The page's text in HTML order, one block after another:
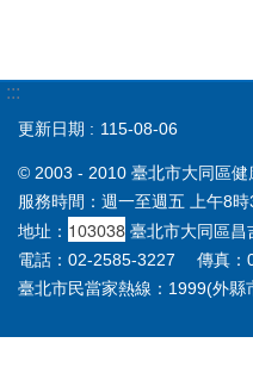
:::
更新日期 115-08-06
© 2003 - 2010 臺北市大同區
服務時間：週一至週五 上午8
地址： 103038 臺北市大同區昌
電話：02-2585-3227 傳真：
臺北市民當家熱線：1999(外縣